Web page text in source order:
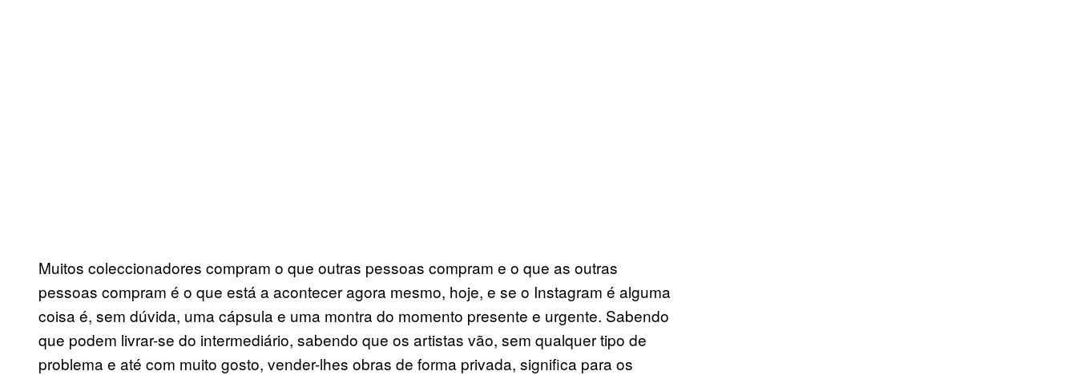
Muitos coleccionadores compram o que outras pessoas compram e o que as outras
pessoas compram é o que está a acontecer agora mesmo, hoje, e se o Instagram é alguma
coisa é, sem dúvida, uma cápsula e uma montra do momento presente e urgente. Sabendo
que podem livrar-se do intermediário, sabendo que os artistas vão, sem qualquer tipo de
problema e até com muito gosto, vender-lhes obras de forma privada, significa para os